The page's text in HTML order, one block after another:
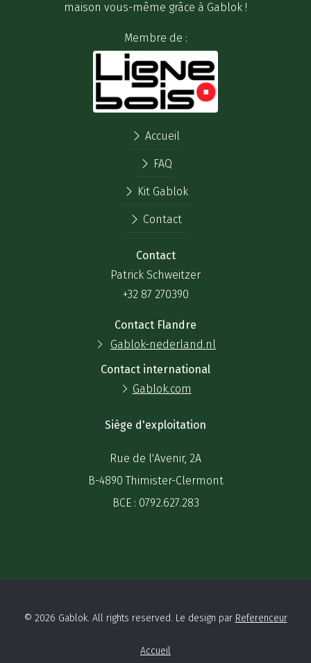
maison vous-même grâce à Gablok !
Membre de :
Accueil
FAQ
Kit Gablok
Contact
Contact
Patrick Schweitzer
+32 87 270390
Contact Flandre
Gablok-nederland.nl
Contact international
Gablok.com
Siège d'exploitation
Rue de l'Avenir, 2A
B-4890 Thimister-Clermont
BCE : 0792.627.283
© 2026 Gablok. All rights reserved. Le design par Referenceur
Accueil